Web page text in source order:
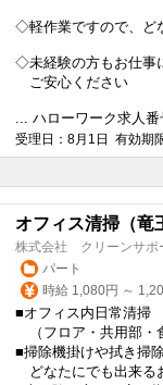
◇軽作業ですので、ど
◇未経験の方もお仕事
ご安心ください
... ハローワーク求人
受理日：8月1日 有効期
オフィス清掃（竜
株式会社 クリーンサポ
パート
時給 1,080円 ～
■オフィス内日常清掃
（フロア・共用部・
■掃除機掛けや拭き掃
どなたにでも出来る